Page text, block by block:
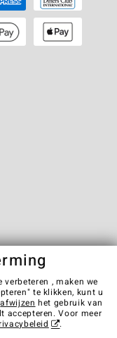
Cookies
herroepen
, maken we
te klikken, kunt u
afwijzen het gebruik van
accepteren. Voor meer
.